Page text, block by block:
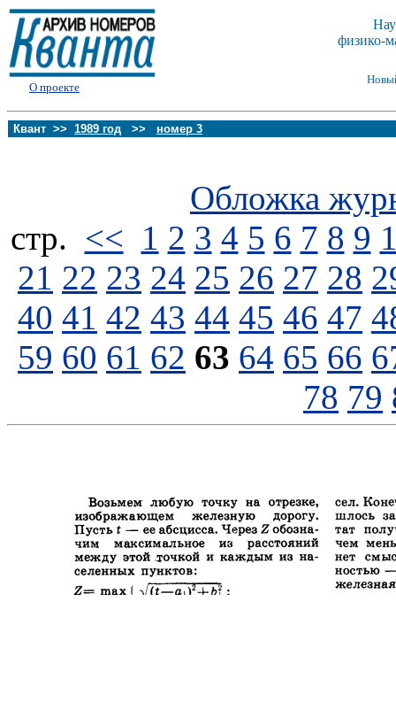
О проекте
физико-
Квант >> 1989 год >> номер 3
Обложка
стp. << 1 2 3 4 5 6 7 8 9
21 22 23 24 25 26 27 28
40 41 42 43 44 45 46 47
59 60 61 62 63 64 65 66
78 79